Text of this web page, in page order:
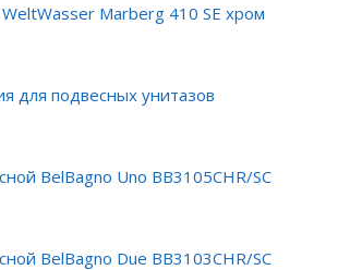
Marberg 410 SE хром
для подвесных унитазов
BelBagno Uno BB3105CHR/SC
BelBagno Due BB3103CHR/SC